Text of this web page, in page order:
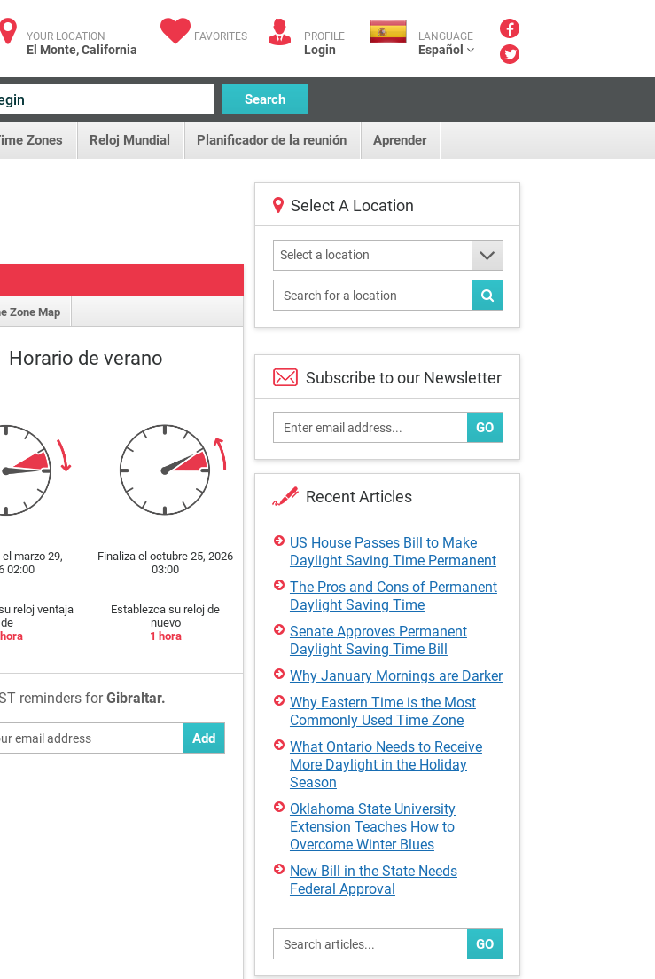
YOUR LOCATION
El Monte, California
FAVORITES PROFILE
Login
LANGUAGE
Español
Search
Zones Reloj Mundial Planificador de la reunión Aprender
Zone Map
Horario de verano
marzo 29,
02:00
reloj ventaja
de
Finaliza el octubre 25, 2026
03:00
Establezca su reloj de
nuevo
1 hora
reminders forGibraltar.
Add
Select A Location
Select a location
Subscribe to our Newsletter
GO
Recent Articles
US House Passes Bill to Make
Daylight Saving Time Permanent
The Pros and Cons of Permanent
Daylight Saving Time
Senate Approves Permanent
Daylight Saving Time Bill
Why January Mornings are Darker
Why Eastern Time is the Most
Commonly Used Time Zone
What Ontario Needs to Receive
More Daylight in the Holiday
Season
Oklahoma State University
Extension Teaches How to
Overcome Winter Blues
New Bill in the State Needs
Federal Approval
GO